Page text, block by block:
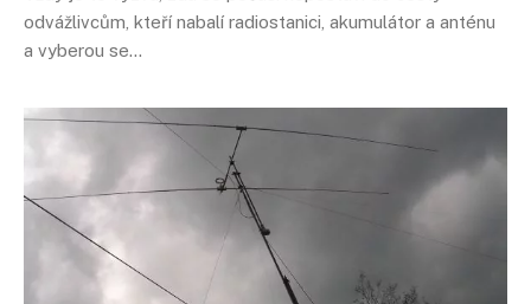
odvážlivcům, kteří nabalí radiostanici, akumulátor a anténu
a vyberou se…